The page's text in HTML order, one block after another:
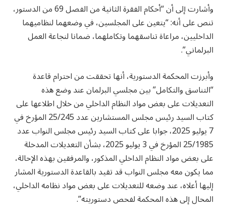
وأشارت إلى أن “أحكام الفقرة الثانية من الفصل 69 من الدستور،
تنص على أنه: “يتعين على المجلسين، في وضعهما لنظاميهما
الداخليين، مراعاة تناسقهما وتكاملهما، ضمانا لنجاعة العمل
البرلماني”.
وأبرزت المحكمة الدستورية، أنها تحققت من احترام قاعدة
“التناسق والتكامل” بين مجلسي البرلمان عند وضع هذه
التعديلات على بعض مواد النظام الداخلي من خلال اطلاعها على
كتاب السيد رئيس مجلس المستشارين عدد 25/245 المؤرخ في
7 يوليو 2025، جوابا على كتاب السيد رئيس مجلس النواب عدد
25/1985 المؤرخ في 3 يوليو 2025، بشأن التعديلات المدخلة
على بعض مواد النظام الداخلي المذكور، والمرفقين بهذه الإحالة،
مما يكون معه مجلس النواب قد تقيد بالقاعدة الدستورية المشار
إليها أعلاه، عند وضعه للتعديلات على بعض مواد نظامه الداخلي،
المحال إلى هذه المحكمة لفحص دستوريته”.